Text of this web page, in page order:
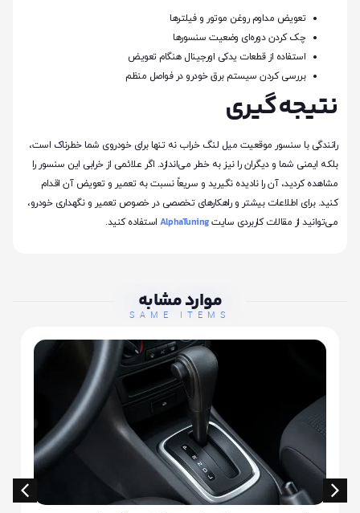
تعویض مداوم روغن موتور و فیلترها
چک کردن دوره‌ای وضعیت سنسورها
استفاده از قطعات یدکی اورجینال هنگام تعویض
بررسی کردن سیستم برق خودرو در فواصل منظم
نتیجه‌گیری
رانندگی با سنسور موقعیت میل لنگ خراب نه تنها برای خودروی شما خطرناک است،
بلکه ایمنی شما و دیگران را نیز به خطر می‌اندازد. اگر علائمی از خرابی این سنسور را
مشاهده کردید، آن را نادیده نگیرید و سریعاً نسبت به تعمیر و تعویض آن اقدام
کنید. برای اطلاعات بیشتر و راهکارهای تخصصی در خصوص تعمیر و نگهداری خودرو،
می‌توانید از مقالات کاربردی سایتAlphaTuning استفاده کنید.
موارد مشابه
SAME ITEMS